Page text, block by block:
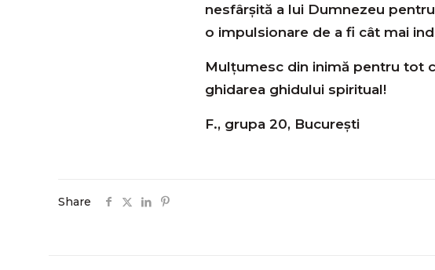
nesfârșită a lui Dumnezeu
o impulsionare de a fi cât mai
Mulţumesc din inimă pentru tot
ghidarea ghidului spiritual!
F., grupa 20, Bucureşti
Share